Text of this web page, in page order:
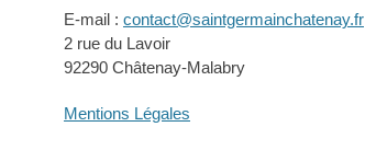
E-mail : contact@saintgermainchatenay.fr
2 rue du Lavoir
92290 Châtenay-Malabry
Mentions Légales